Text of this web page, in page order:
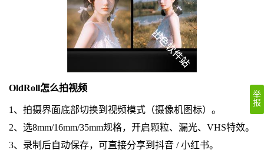
OldRoll怎么拍视频
1、拍摄界面底部切换到视频模式（摄像机图标）。
2、选8mm/16mm/35mm规格，开启颗粒、漏光、VHS特效。
3、录制后自动保存，可直接分享到抖音 / 小红书。
举
报